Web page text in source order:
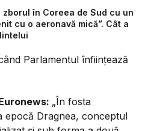
în Coreea de Sud cu un
cu o aeronavă mică”. Cât a
Parlamentul înființează
„În fosta
epocă Dragnea, conceptul